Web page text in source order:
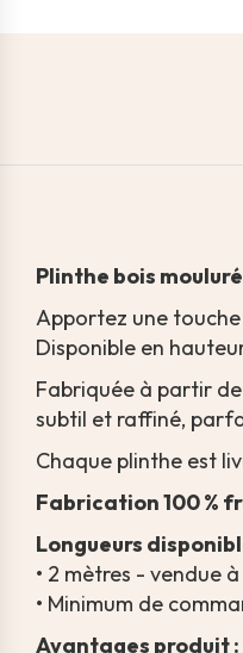
Plinthe bois
Apportez une touche
Disponible en
Fabriquée à partir de
subtil et raffiné,
Chaque plinthe est
Fabrication 100 %
Longueurs
• 2 mètres - vendue à
• Minimum de
Avantages produit :